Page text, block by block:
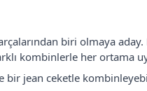
biri olmaya
kombinlerle her ortama
bir jean ceketle